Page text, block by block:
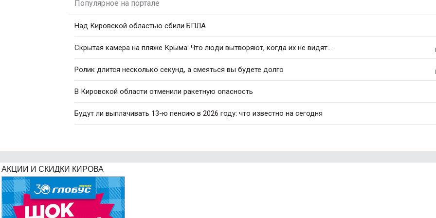
Популярное на портале
Над Кировской областью сбили БПЛА
Скрытая камера на пляже Крыма: Что люди вытворяют, когда их не видят...
Ролик длится несколько секунд, а смеяться вы будете долго
В Кировской области отменили ракетную опасность
Будут ли выплачивать 13-ю пенсию в 2026 году: что известно на сегодня
АКЦИИ И СКИДКИ КИРОВА